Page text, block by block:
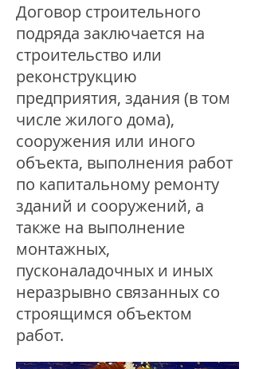
Договор строительного
подряда заключается на
строительство или
реконструкцию
предприятия, здания (в том
числе жилого дома),
сооружения или иного
объекта, выполнения работ
по капитальному ремонту
зданий и сооружений, а
также на выполнение
монтажных,
пусконаладочных и иных
неразрывно связанных со
строящимся объектом
работ.